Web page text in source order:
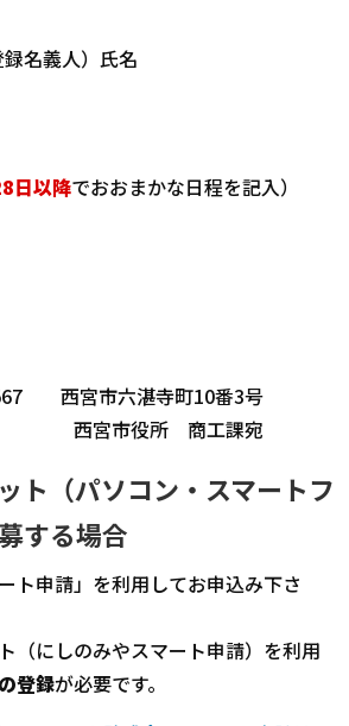
名義人）氏名
日以降でおおまかな日程を記入）
宮市六湛寺町10番3号
所 商工課宛
ト（パソコン・スマートフ
する場合
ト申請」を利用してお申込み下さ
にしのみやスマート申請）を利用
登録が必要です。